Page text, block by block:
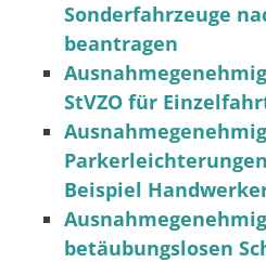
Sonderfahrzeuge
beantragen
StVZO für
Beispiel
betäubungslosen